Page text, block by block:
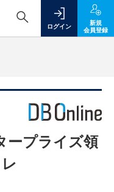
ログイン
新規
会員登録
ープライズ領